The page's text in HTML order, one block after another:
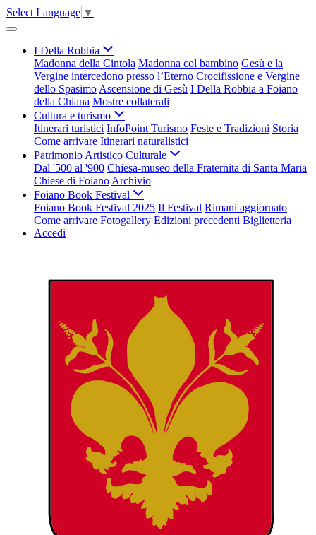
Select Language ▼
I Della Robbia
Madonna della Cintola Madonna col bambino Gesù e la
Vergine intercedono presso l’Eterno Crocifissione e Vergine
dello Spasimo Ascensione di Gesù I Della Robbia a Foiano
della Chiana Mostre collaterali
Cultura e turismo
Itinerari turistici InfoPoint Turismo Feste e Tradizioni Storia
Come arrivare Itinerari naturalistici
Patrimonio Artistico Culturale
Dal '500 al '900 Chiesa-museo della Fraternita di Santa Maria
Chiese di Foiano Archivio
Foiano Book Festival
Foiano Book Festival 2025 Il Festival Rimani aggiornato
Come arrivare Fotogallery Edizioni precedenti Biglietteria
Accedi